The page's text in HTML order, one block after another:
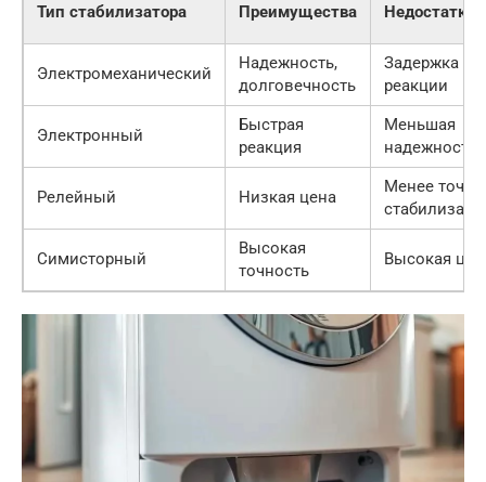
Тип стабилизатора Преимущества Недостатки
Электромеханический
Надежность,
долговечность
Задержка
реакции
Электронный
Быстрая
реакция
Меньшая
надежность
Релейный Низкая цена
Менее
Симисторный
Высокая
точность
Высокая